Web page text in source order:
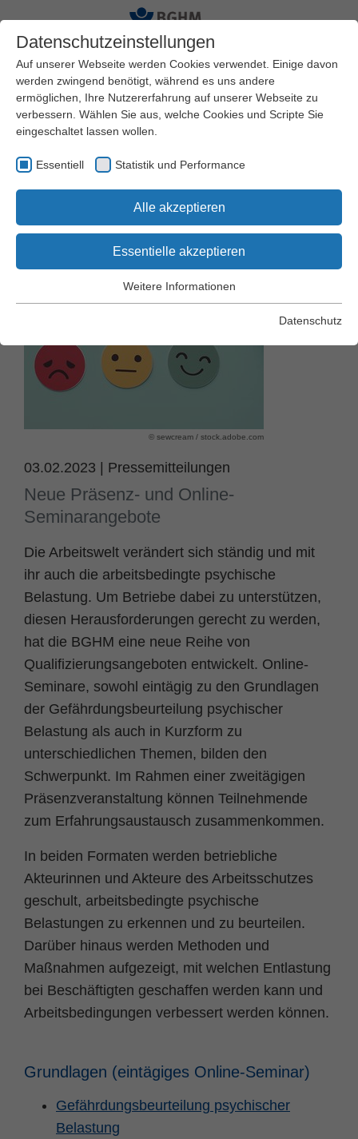
Startseite BGHM
Presseservice
Pressemeldungen
Gefährdungsbeurteilung
psychische Belastung
© sewcream / stock.adobe.com
03.02.2023 Pressemitteilungen
Neue Präsenz- und Online-
Seminarangebote
Die Arbeitswelt verändert sich ständig und mit
ihr auch die arbeitsbedingte psychische
Belastung. Um Betriebe dabei zu unterstützen,
diesen Herausforderungen gerecht zu werden,
hat die BGHM eine neue Reihe von
Qualifizierungsangeboten entwickelt. Online-
Seminare, sowohl eintägig zu den Grundlagen
der Gefährdungsbeurteilung psychischer
Belastung als auch in Kurzform zu
unterschiedlichen Themen, bilden den
Schwerpunkt. Im Rahmen einer zweitägigen
Präsenzveranstaltung können Teilnehmende
zum Erfahrungsaustausch zusammenkommen.
In beiden Formaten werden betriebliche
Akteurinnen und Akteure des Arbeitsschutzes
geschult, arbeitsbedingte psychische
Belastungen zu erkennen und zu beurteilen.
Darüber hinaus werden Methoden und
Maßnahmen aufgezeigt, mit welchen Entlastung
bei Beschäftigten geschaffen werden kann und
Arbeitsbedingungen verbessert werden können.
Grundlagen (eintägiges Online-Seminar)
Gefährdungsbeurteilung psychischer
Belastung
Datenschutzeinstellungen
Auf unserer Webseite werden Cookies verwendet. Einige davon
werden zwingend benötigt, während es uns andere
ermöglichen, Ihre Nutzererfahrung auf unserer Webseite zu
verbessern. Wählen Sie aus, welche Cookies und Scripte Sie
eingeschaltet lassen wollen.
Essentiell Statistik und Performance
Alle akzeptieren
Essentielle akzeptieren
Essentielle Cookies werden für grundlegende Funktionen der
Webseite einwandfrei funktioniert.
Name fe_typo_user
Dieses Cookie ist ein Standard-Session-
Cookie von TYPO3. Es speichert im Falle
eines Benutzer-Logins die Session ID
wiedererkannt wird, um ihm Zugang zu
geschützten Bereichen zu gewähren.
Name PHPSESSID
Anbieter php
Laufzeit Ende der Sitzung
Zweck PHPs Standard Sitzungs Identifikation
Cookie-Informationen
Statistik und Performance
Weitere Informationen
Datenschutz